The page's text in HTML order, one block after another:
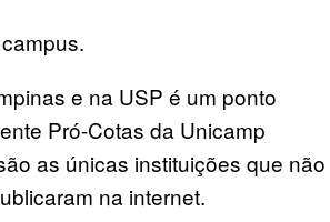
e na USP é um ponto
Pró-Cotas da Unicamp
as únicas instituições que não
na internet.